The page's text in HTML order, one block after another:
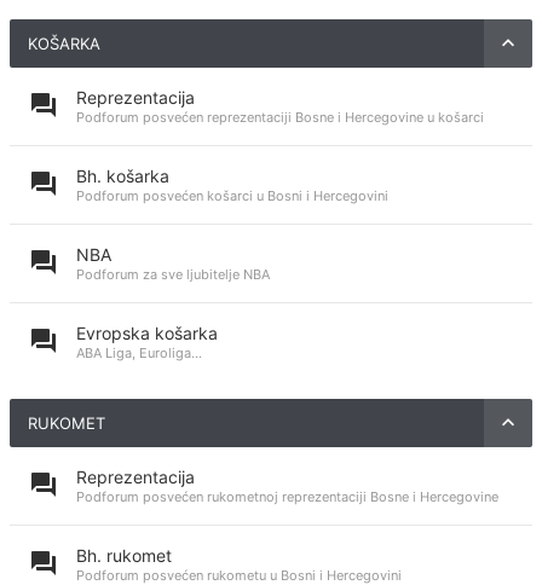
KOŠARKA
Reprezentacija
Podforum posvećen reprezentaciji Bosne i Hercegovine u košarci
Bh. košarka
Podforum posvećen košarci u Bosni i Hercegovini
NBA
Podforum za sve ljubitelje NBA
Evropska košarka
ABA Liga, Euroliga...
RUKOMET
Reprezentacija
Podforum posvećen rukometnoj reprezentaciji Bosne i Hercegovine
Bh. rukomet
Podforum posvećen rukometu u Bosni i Hercegovini